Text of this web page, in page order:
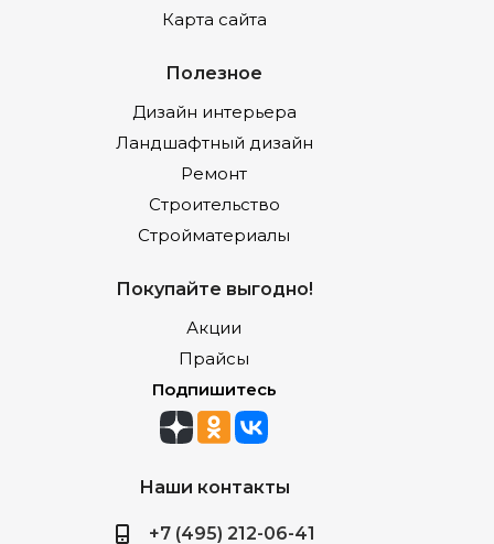
Карта сайта
Полезное
Дизайн интерьера
Ландшафтный дизайн
Ремонт
Строительство
Стройматериалы
Покупайте выгодно!
Акции
Прайсы
Подпишитесь
Наши контакты
+7 (495) 212-06-41